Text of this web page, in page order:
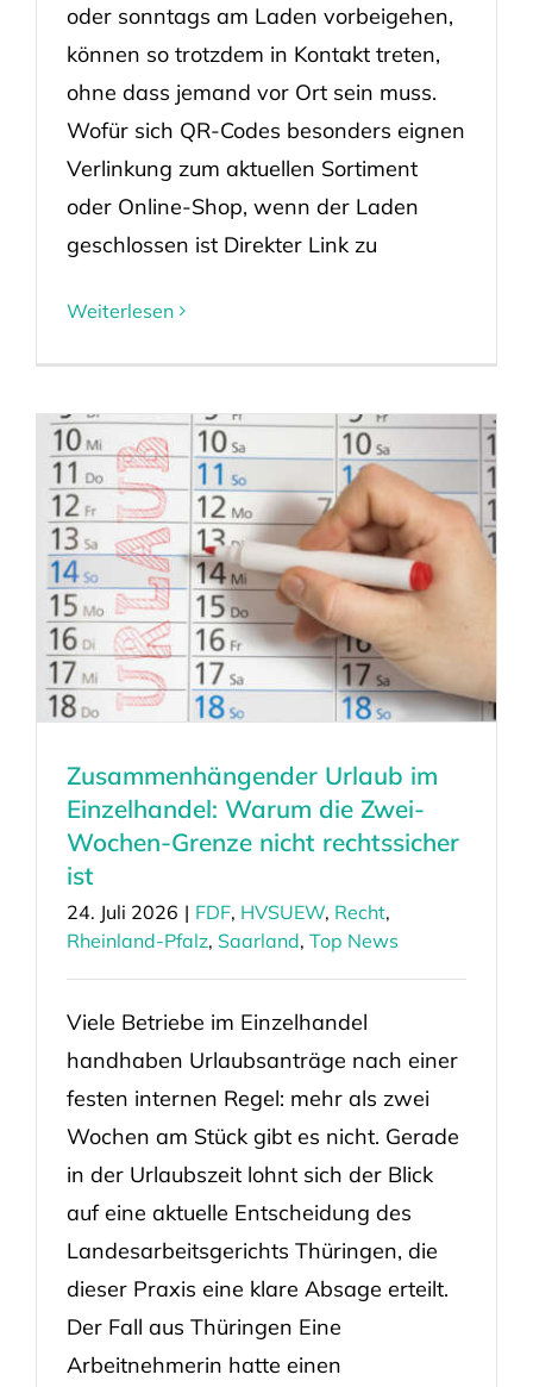
oder sonntags am Laden vorbeigehen,
können so trotzdem in Kontakt treten,
ohne dass jemand vor Ort sein muss.
Wofür sich QR-Codes besonders eignen
Verlinkung zum aktuellen Sortiment
oder Online-Shop, wenn der Laden
geschlossen ist Direkter Link zu
Weiterlesen
Zusammenhängender Urlaub im
Einzelhandel: Warum die Zwei-
Wochen-Grenze nicht rechtssicher
ist
24. Juli 2026 | FDF, HVSUEW, Recht,
Rheinland-Pfalz, Saarland, Top News
Viele Betriebe im Einzelhandel
handhaben Urlaubsanträge nach einer
festen internen Regel: mehr als zwei
Wochen am Stück gibt es nicht. Gerade
in der Urlaubszeit lohnt sich der Blick
auf eine aktuelle Entscheidung des
Landesarbeitsgerichts Thüringen, die
dieser Praxis eine klare Absage erteilt.
Der Fall aus Thüringen Eine
Arbeitnehmerin hatte einen